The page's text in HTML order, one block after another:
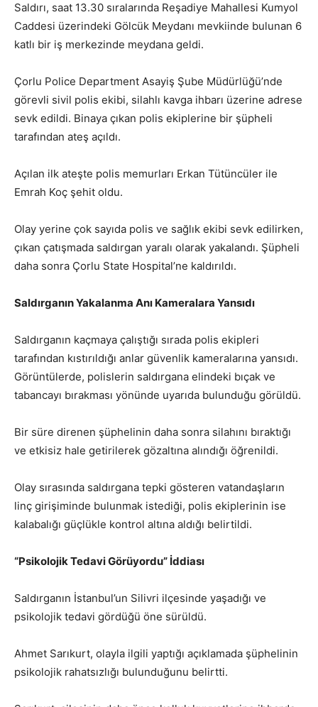
Saldırı, saat 13.30 sıralarında Reşadiye Mahallesi Kumyol
Caddesi üzerindeki Gölcük Meydanı mevkiinde bulunan 6
katlı bir iş merkezinde meydana geldi.
Çorlu Police Department Asayiş Şube Müdürlüğü’nde
görevli sivil polis ekibi, silahlı kavga ihbarı üzerine adrese
sevk edildi. Binaya çıkan polis ekiplerine bir şüpheli
tarafından ateş açıldı.
Açılan ilk ateşte polis memurları Erkan Tütüncüler ile
Emrah Koç şehit oldu.
Olay yerine çok sayıda polis ve sağlık ekibi sevk edilirken,
çıkan çatışmada saldırgan yaralı olarak yakalandı. Şüpheli
daha sonra Çorlu State Hospital’ne kaldırıldı.
Saldırganın Yakalanma Anı Kameralara Yansıdı
Saldırganın kaçmaya çalıştığı sırada polis ekipleri
tarafından kıstırıldığı anlar güvenlik kameralarına yansıdı.
Görüntülerde, polislerin saldırgana elindeki bıçak ve
tabancayı bırakması yönünde uyarıda bulunduğu görüldü.
Bir süre direnen şüphelinin daha sonra silahını bıraktığı
ve etkisiz hale getirilerek gözaltına alındığı öğrenildi.
Olay sırasında saldırgana tepki gösteren vatandaşların
linç girişiminde bulunmak istediği, polis ekiplerinin ise
kalabalığı güçlükle kontrol altına aldığı belirtildi.
“Psikolojik Tedavi Görüyordu” İddiası
Saldırganın İstanbul’un Silivri ilçesinde yaşadığı ve
psikolojik tedavi gördüğü öne sürüldü.
Ahmet Sarıkurt, olayla ilgili yaptığı açıklamada şüphelinin
psikolojik rahatsızlığı bulunduğunu belirtti.